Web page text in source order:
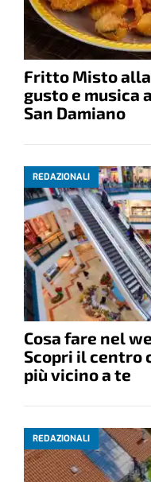
Fritto Misto alla
gusto e musica
San Damiano
REDAZIONALI
Cosa fare nel
Scopri il centro
più vicino a te
REDAZIONALI